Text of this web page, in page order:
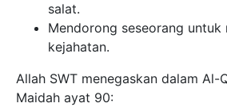
salat.
Mendorong seseorang untuk
kejahatan.
Allah SWT menegaskan dalam Al-
Maidah ayat 90: